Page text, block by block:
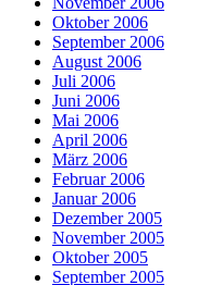
Oktober 2006
September 2006
August 2006
Juli 2006
Juni 2006
Mai 2006
April 2006
März 2006
Februar 2006
Januar 2006
Dezember 2005
November 2005
Oktober 2005
September 2005